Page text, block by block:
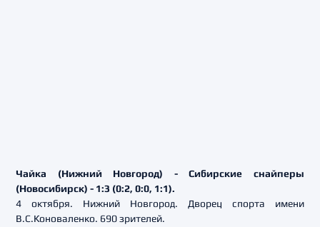
Чайка (Нижний Новгород) - Сибирские снайперы
(Новосибирск) - 1:3 (0:2, 0:0, 1:1).
4 октября. Нижний Новгород. Дворец спорта имени
В.С.Коноваленко. 690 зрителей.